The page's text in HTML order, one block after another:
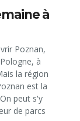
à
Poznan,
à
la région
est la
peut s'y
de parcs